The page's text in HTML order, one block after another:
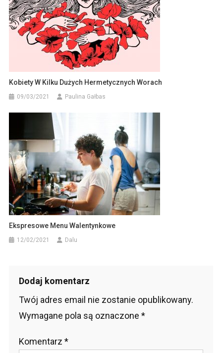
Kobiety W Kilku Dużych Hermetycznych Worach
09/03/2021 Paulina Gałbas
Ekspresowe Menu Walentynkowe
12/02/2021 Dalu
Dodaj komentarz
Twój adres email nie zostanie opublikowany.
Wymagane pola są oznaczone *
Komentarz *